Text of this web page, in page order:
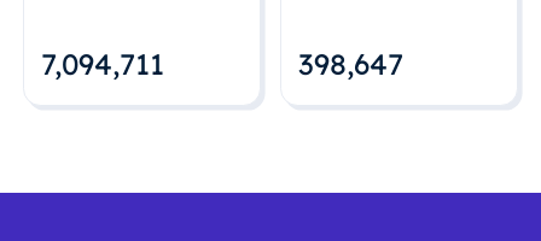
7,094,712 398,648